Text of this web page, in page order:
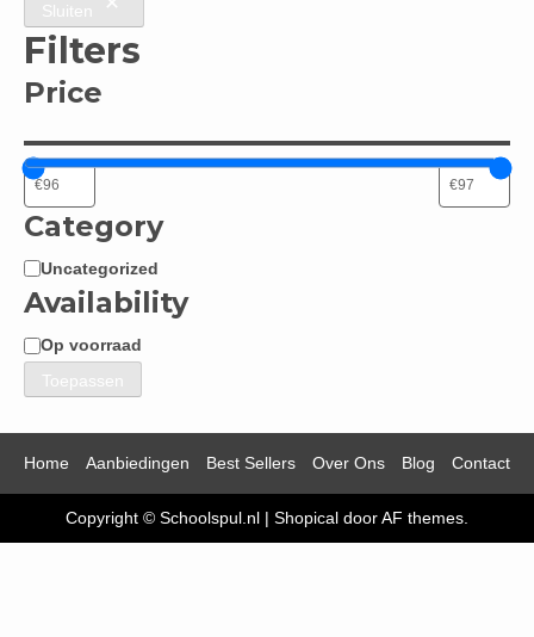
Sluiten
Filters
Price
Category
Categorie
Uncategorized
Availability
Beschikbaarheid
Op voorraad
Toepassen
Home Aanbiedingen Best Sellers Over Ons Blog Contact
Copyright © Schoolspul.nl | Shopical door AF themes.